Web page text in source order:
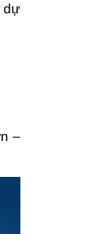
dự
–